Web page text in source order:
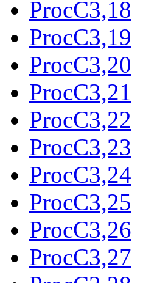
ProcC3,18
ProcC3,19
ProcC3,20
ProcC3,21
ProcC3,22
ProcC3,23
ProcC3,24
ProcC3,25
ProcC3,26
ProcC3,27